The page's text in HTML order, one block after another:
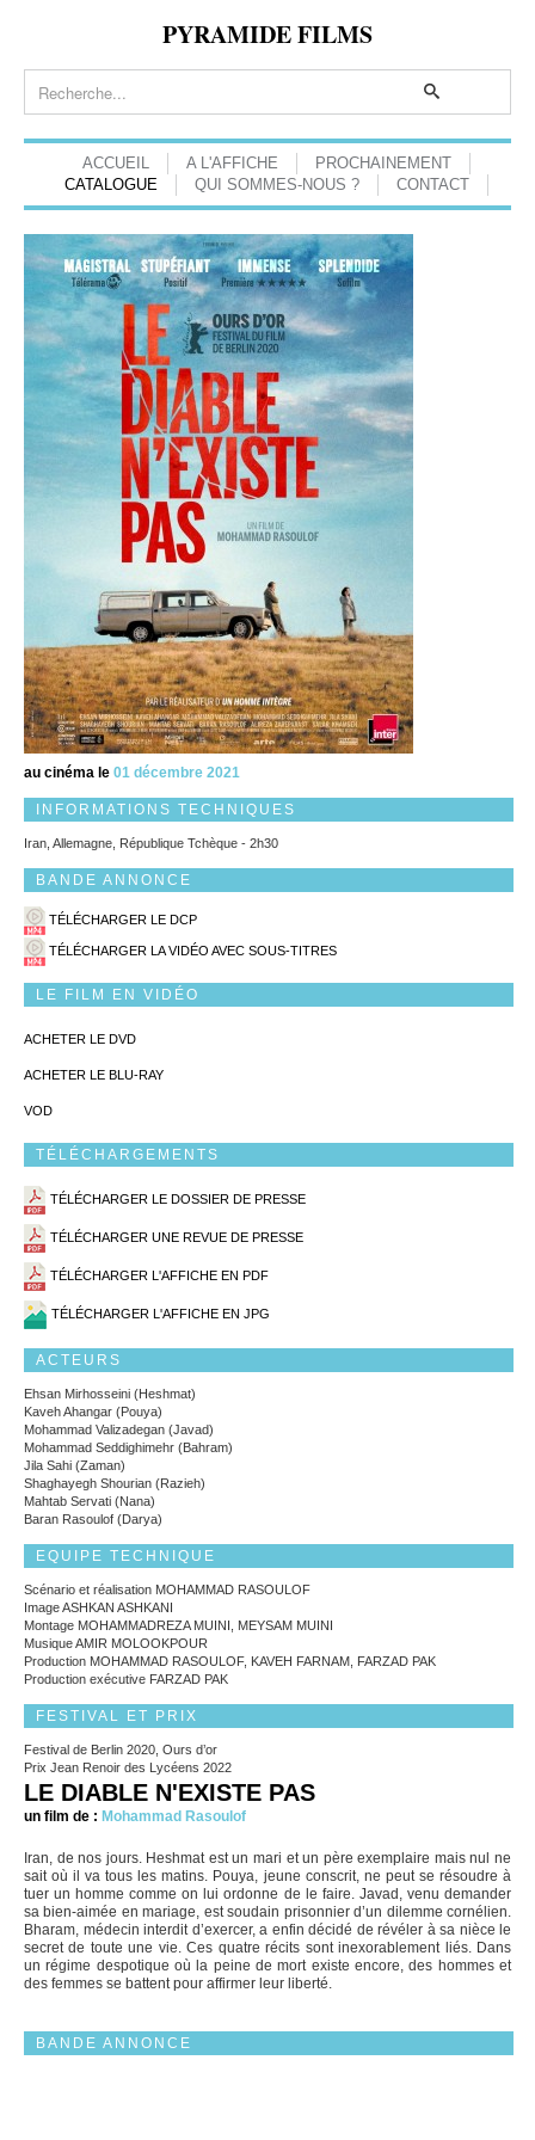
PYRAMIDE FILMS
ACCUEIL A L'AFFICHE
PROCHAINEMENT
CATALOGUE
QUI SOMMES-NOUS ? CONTACT
au cinéma le 01 décembre 2021
INFORMATIONS TECHNIQUES
Iran, Allemagne, République Tchèque - 2h30
BANDE ANNONCE
TÉLÉCHARGER LE DCP
TÉLÉCHARGER LA VIDÉO AVEC SOUS-TITRES
LE FILM EN VIDÉO
ACHETER LE DVD
ACHETER LE BLU-RAY
VOD
TÉLÉCHARGEMENTS
TÉLÉCHARGER LE DOSSIER DE PRESSE
TÉLÉCHARGER UNE REVUE DE PRESSE
TÉLÉCHARGER L'AFFICHE EN PDF
TÉLÉCHARGER L'AFFICHE EN JPG
ACTEURS
Ehsan Mirhosseini (Heshmat)
Kaveh Ahangar (Pouya)
Mohammad Valizadegan (Javad)
Mohammad Seddighimehr (Bahram)
Jila Sahi (Zaman)
Shaghayegh Shourian (Razieh)
Mahtab Servati (Nana)
Baran Rasoulof (Darya)
EQUIPE TECHNIQUE
Scénario et réalisation MOHAMMAD RASOULOF
Image ASHKAN ASHKANI
Montage MOHAMMADREZA MUINI, MEYSAM MUINI
Musique AMIR MOLOOKPOUR
Production MOHAMMAD RASOULOF, KAVEH FARNAM, FARZAD PAK
Production exécutive FARZAD PAK
FESTIVAL ET PRIX
Festival de Berlin 2020, Ours d’or
Prix Jean Renoir des Lycéens 2022
LE DIABLE N'EXISTE PAS
un film de : Mohammad Rasoulof
Iran, de nos jours. Heshmat est un mari et un père exemplaire mais nul ne
sait où il va tous les matins. Pouya, jeune conscrit, ne peut se résoudre à
tuer un homme comme on lui ordonne de le faire. Javad, venu demander
sa bien-aimée en mariage, est soudain prisonnier d’un dilemme cornélien.
Bharam, médecin interdit d’exercer, a enfin décidé de révéler à sa nièce le
secret de toute une vie. Ces quatre récits sont inexorablement liés. Dans
un régime despotique où la peine de mort existe encore, des hommes et
des femmes se battent pour affirmer leur liberté.
BANDE ANNONCE